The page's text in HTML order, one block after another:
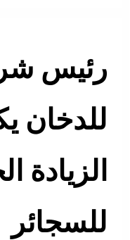
رئيس
للدخان
الزيادة
للسجائر